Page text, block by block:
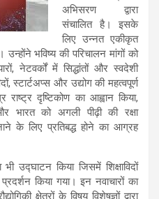
अभिसरण द्वारा
संचालित है। इसके
लिए उन्नत एकीकृत
भविष्य की परिचालन मांगों को
नेटवर्कों में सिद्धांतों और स्वदेशी
स्टार्टअप्स और उद्योग की महत्वपूर्ण
दृष्टिकोण का आह्वान किया,
भारत को अगली पीढ़ी की रक्षा
के लिए प्रतिबद्ध होने का आग्रह
भी उद्घाटन किया जिसमें शिक्षाविदों
किया गया। इन नवाचारों का
क्षेत्रों के विषय विशेषज्ञों द्वारा